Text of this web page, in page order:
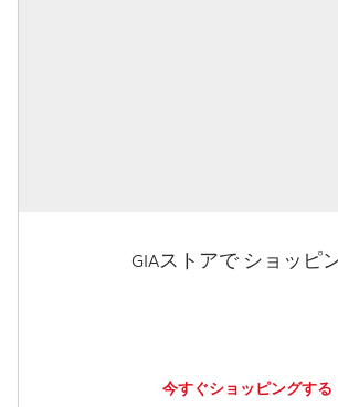
GIAストアで ショッピ
今すぐショッピングする